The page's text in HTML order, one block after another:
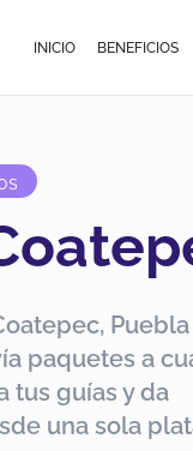
INICIO BENEFICIOS
paquetes a
tus guías y da
una sola